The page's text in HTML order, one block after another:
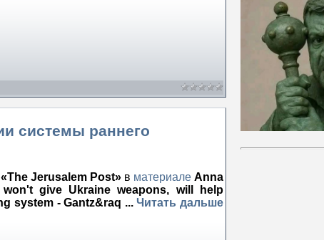
системы раннего
«The Jerusalem Post» в материале Anna
won't give Ukraine weapons, will help
system - Gantz&raq ...Читать дальше